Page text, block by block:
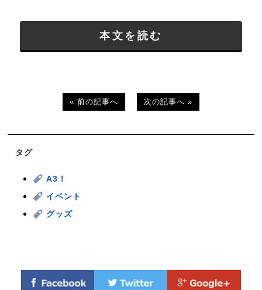
本文を読む
« 前の記事へ 次の記事へ »
タグ
A3！
イベント
グッズ